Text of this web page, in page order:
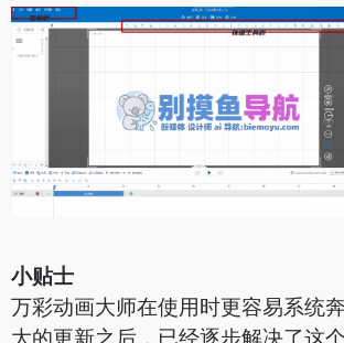
小贴士
万彩动画大师在使用时更容易系统
大的更新之后，已经逐步解决了这